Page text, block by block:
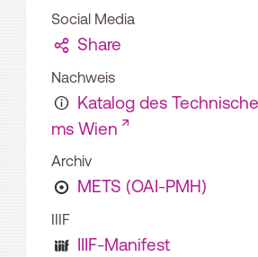
Social Media
Share
Nachweis
Katalog des
ms Wien
Archiv
METS (OAI-PMH)
IIIF
IIIF-Manifest